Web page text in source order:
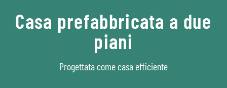
Casa prefabbricata a due
piani
Progettata come casa efficiente